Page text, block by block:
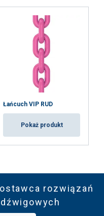
Łańcuch VIP RUD
Pokaż produkt
rozwiązań